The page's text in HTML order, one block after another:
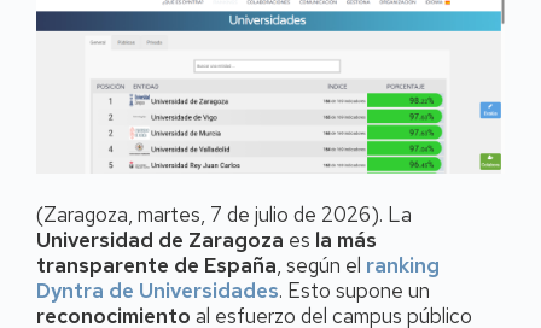
(Zaragoza, martes, 7 de julio de 2026). La
Universidad de Zaragoza es la más
transparente de España, según el ranking
Dyntra de Universidades. Esto supone un
reconocimiento al esfuerzo del campus público